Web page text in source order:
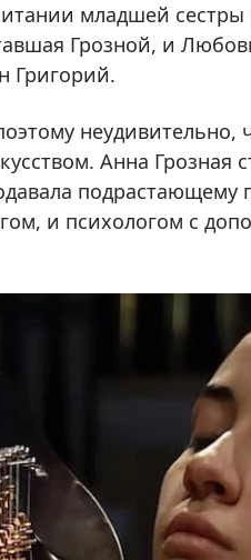
младшей
Грозной, и
Григорий.
неудивительно,
Анна Грозная
и психологом с